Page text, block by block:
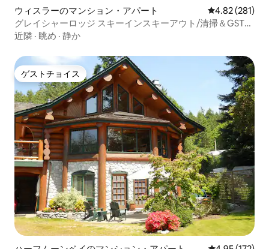
ウィスラーのマンション・アパート レビュー281
4.82 (281)
グレイシャーロッジ スキーインスキーアウト/清掃＆GST込
み
近隣 · 眺め · 静か
ゲストチョイス
ゲストチョイス